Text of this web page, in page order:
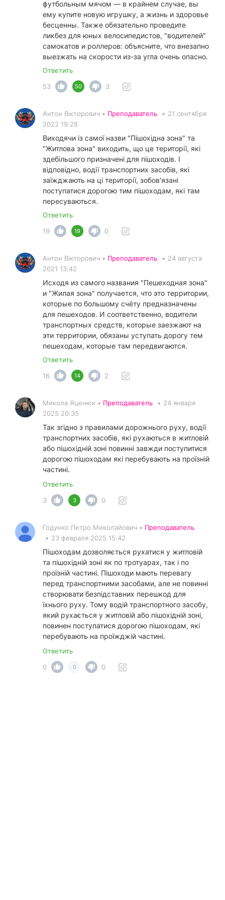
футбольным мячом — в крайнем случае, вы
ему купите новую игрушку, а жизнь и здоровье
бесценны. Также обязательно проведите
ликбез для юных велосипедистов, "водителей"
самокатов и роллеров: объясните, что внезапно
выезжать на скорости из-за угла очень опасно.
Ответить
53
50 3
Антон Вікторович • Преподаватель • 21 сентября
2022 19:28
Виходячи із самої назви "Пішохідна зона" та
"Житлова зона" виходить, що це території, які
здебільшого призначені для пішоходів. І
відповідно, водії транспортних засобів, які
заїжджають на ці території, зобов'язані
поступатися дорогою тим пішоходам, які там
пересуваються.
Ответить
19
19 0
Антон Вікторович • Преподаватель • 24 августа
2021 13:42
Исходя из самого названия "Пешеходная зона"
и "Жилая зона" получается, что это территории,
которые по большому счёту предназначены
для пешеходов. И соответственно, водители
транспортных средств, которые заезжают на
эти территории, обязаны уступать дорогу тем
пешеходам, которые там передвигаются.
Ответить
16
14 2
Микола Яценюк • Преподаватель • 24 января
2025 20:35
Так згідно з правилами дорожнього руху, водії
транспортних засобів, які рухаються в житловій
або пішохідній зоні повинні завжди поступитися
дорогою пішоходам які перебувають на проїзній
частині.
Ответить
3
3 0
Годунко Петро Миколайович • Преподаватель
• 23 февраля 2025 15:42
Пішоходам дозволяється рухатися у житловій
та пішохідній зоні як по тротуарах, так і по
проїзній частині. Пішоходи мають перевагу
перед транспортними засобами, але не повинні
створювати безпідставних перешкод для
їхнього руху. Тому водій транспортного засобу,
який рухається у житловій або пішохідній зоні,
повинен поступатися дорогою пішоходам, які
перебувають на проїжджій частині.
Ответить
0
0 0